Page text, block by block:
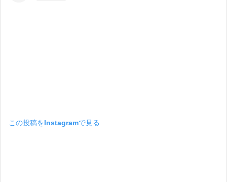
この投稿をInstagramで見る